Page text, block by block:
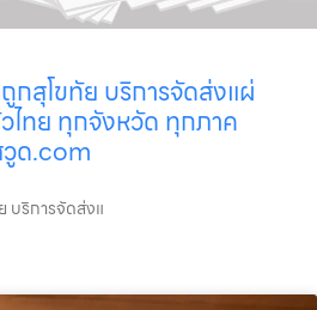
กสุโขทัย บริการจัดส่งแผ่
ไทย ทุกจังหวัด ทุกภาค
ด.com
บริการจัดส่งแ